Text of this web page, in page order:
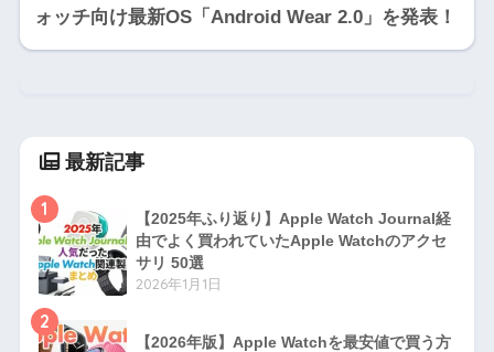
ォッチ向け最新OS「Android Wear 2.0」を発表！
最新記事
1
【2025年ふり返り】Apple Watch Journal経
由でよく買われていたApple Watchのアクセ
サリ 50選
2026年1月1日
2
【2026年版】Apple Watchを最安値で買う方